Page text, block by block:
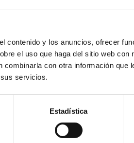
contenido y los anuncios, ofrecer
el uso que haga del sitio web con
con otra información que
servicios.
Estadística
¿Tienes
frecuentes
Ver
Aquí
de ducha